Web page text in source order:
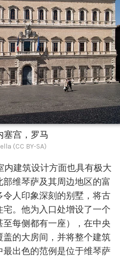
塞宫，罗马
(CC BY-SA)
建筑设计方面也具有极大
维琴萨及其周边地区的富
人印象深刻的别墅，将古
。他为入口处增设了一个
每侧都有一座），在中央
的大房间，并将整个建筑
出色的范例是位于维琴萨